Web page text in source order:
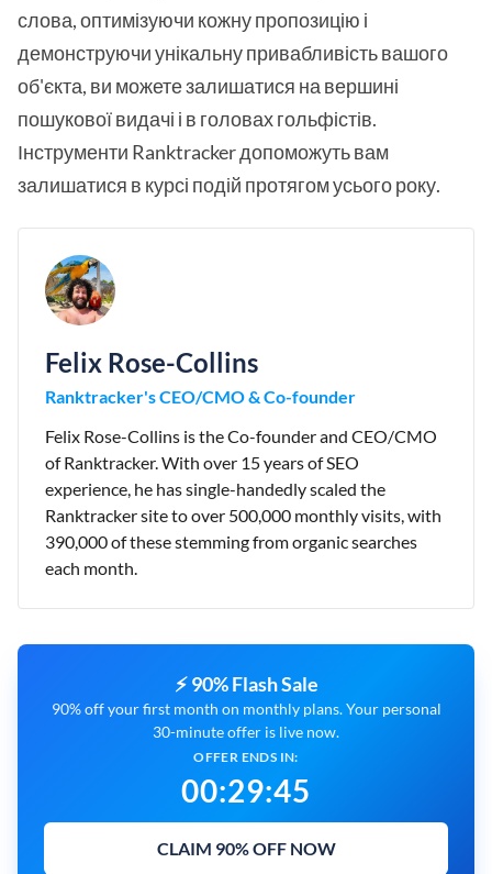
слова, оптимізуючи кожну пропозицію і
демонструючи унікальну привабливість вашого
об'єкта, ви можете залишатися на вершині
пошукової видачі і в головах гольфістів.
Інструменти Ranktracker допоможуть вам
залишатися в курсі подій протягом усього року.
Felix Rose-Collins
Ranktracker's CEO/CMO & Co-founder
Felix Rose-Collins is the Co-founder and CEO/CMO
of Ranktracker. With over 15 years of SEO
experience, he has single-handedly scaled the
Ranktracker site to over 500,000 monthly visits, with
390,000 of these stemming from organic searches
each month.
⚡ 90% Flash Sale
90% off your first month on monthly plans. Your personal
30-minute offer is live now.
OFFER ENDS IN:
00:29:44
CLAIM 90% OFF NOW